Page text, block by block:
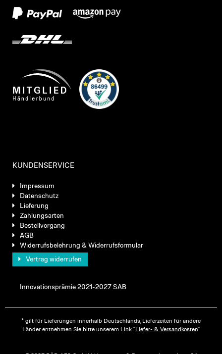
KUNDENSERVICE
Impressum
Datenschutz
Lieferung
Zahlungsarten
Bestellvorgang
AGB
Widerrufsbelehrung & Widerrufsformular
Vertrag widerrufen
Innovationsprämie 2021-2027 SAB
* gilt für Lieferungen innerhalb Deutschlands, Lieferzeiten für andere
Länder entnehmen Sie bitte unserem Link "Liefer- & Versandkosten"